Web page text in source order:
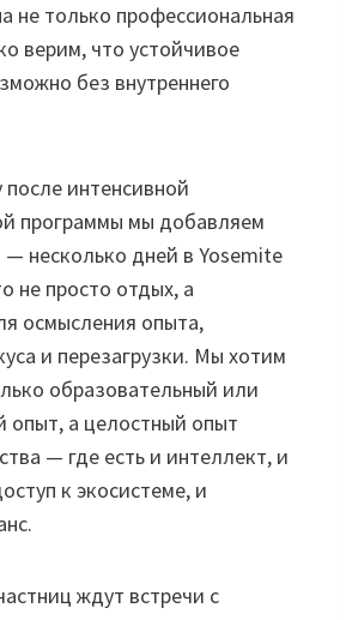
не только профессиональная
верим, что устойчивое
без внутреннего
интенсивной
программы мы добавляем
несколько дней в Yosemite
не просто отдых, а
осмысления опыта,
и перезагрузки. Мы хотим
образовательный или
опыт, а целостный опыт
— где есть и интеллект, и
к экосистеме, и
ждут встречи с